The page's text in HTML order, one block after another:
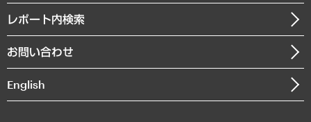
まちづくり・観光・交通・スポーツ・スマートシティ
自然資源・農林水産業・食料システム
沿革
組織図・本部部室紹介
インドネシア現地法人
レポート内検索
お問い合わせ
English